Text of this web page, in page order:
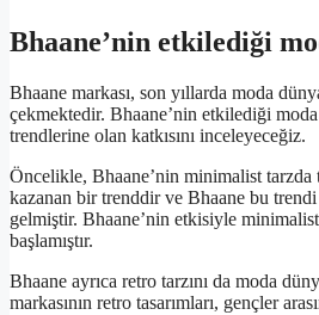
Bhaane’nin etkilediği
Bhaane markası, son yıllarda moda
çekmektedir. Bhaane’nin etkilediği
trendlerine olan katkısını inceleyeceğiz.
Öncelikle, Bhaane’nin minimalist tarzda
kazanan bir trenddir ve Bhaane bu trendi
gelmiştir. Bhaane’nin etkisiyle
başlamıştır.
Bhaane ayrıca retro tarzını da moda
markasının retro tasarımları, gençler